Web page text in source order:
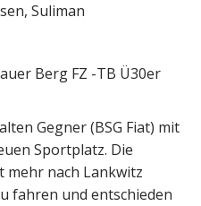
Suliman
Berg FZ -TB Ü30er
Gegner (BSG Fiat) mit
Sportplatz. Die
mehr nach Lankwitz
fahren und entschieden